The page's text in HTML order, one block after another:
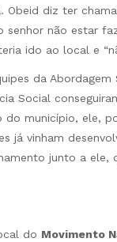
Obeid diz ter
senhor não estar
ido ao local e
da Abordagem
Social
do município, ele,
já vinham
junto a ele,
do Movimento